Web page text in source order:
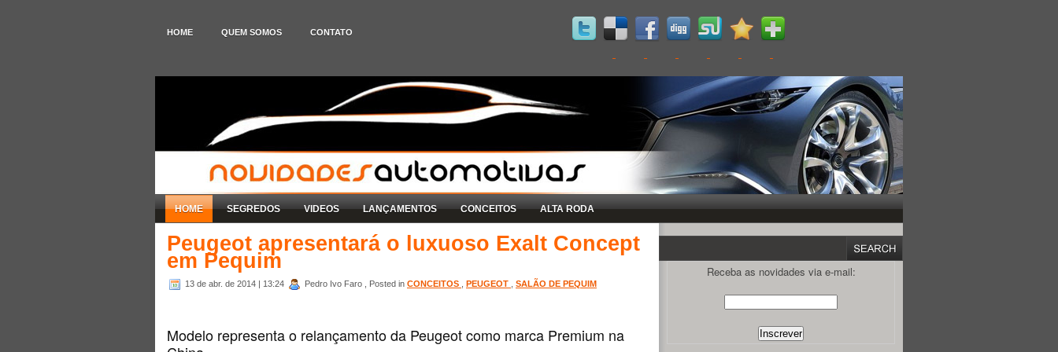
HOME QUEM SOMOS CONTATO
HOME SEGREDOS VIDEOS LANÇAMENTOS CONCEITOS ALTA RODA
Peugeot apresentará o luxuoso Exalt Concept
em Pequim
13 de abr. de 2014 | 13:24 Pedro Ivo Faro , Posted in CONCEITOS PEUGEOT SALÃO DE PEQUIM
Modelo representa o relançamento da Peugeot como marca Premium na
Receba as novidades via e-mail: